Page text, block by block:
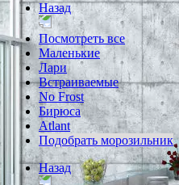
Назад
Посмотреть все
Маленькие
Лари
Встраиваемые
No Frost
Бирюса
Atlant
Подобрать морозильник
Назад